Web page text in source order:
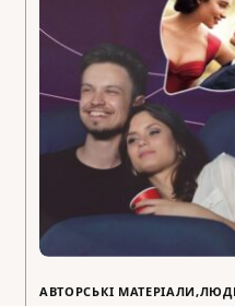
АВТОРСЬКІ МАТЕРІАЛИ